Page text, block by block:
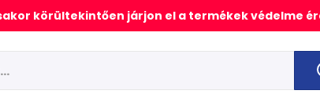
körültekintően járjon el a termékek védelme